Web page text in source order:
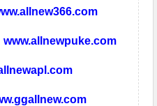
www.allnewpuke.com